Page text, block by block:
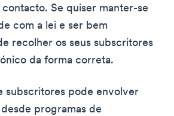
Se quiser manter-se
com a lei e ser bem
recolher os seus subscritores
da forma correta.
subscritores pode envolver
programas de